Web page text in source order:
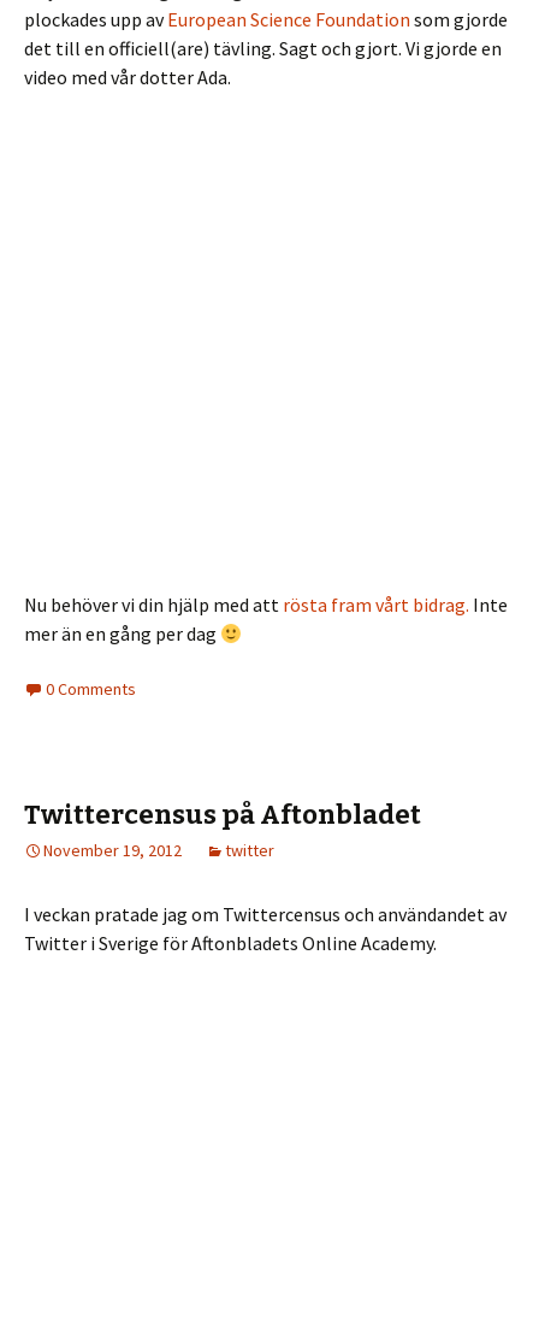
plockades upp avEuropean Science Foundation som gjorde
det till en officiell(are) tävling. Sagt och gjort. Vi gjorde en
video med vår dotter Ada.
Nu behöver vi din hjälp med att rösta fram vårt bidrag. Inte
mer än en gång per dag
0 Comments
Twittercensus på Aftonbladet
November 19, 2012 twitter
I veckan pratade jag om Twittercensus och användandet av
Twitter i Sverige för Aftonbladets Online Academy.